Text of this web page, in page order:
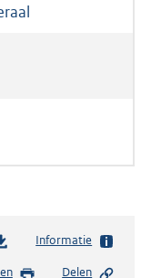
Informatie
Delen